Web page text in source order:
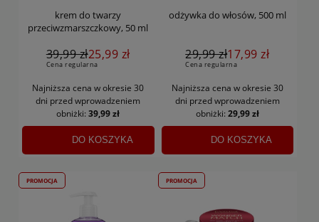
krem do twarzy
przeciwzmarszczkowy, 50 ml
39,99 zł
Cena regularna
25,99 zł
Najniższa cena w okresie 30
dni przed wprowadzeniem
obniżki:39,99 zł
DO KOSZYKA
odżywka do włosów, 500 ml
29,99 zł
Cena regularna
17,99 zł
Najniższa cena w okresie 30
dni przed wprowadzeniem
obniżki: 29,99 zł
DO KOSZYKA
PROMOCJA PROMOCJA